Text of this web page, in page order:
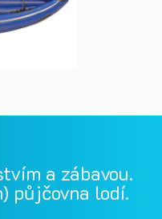
a zábavou.
půjčovna lodí.